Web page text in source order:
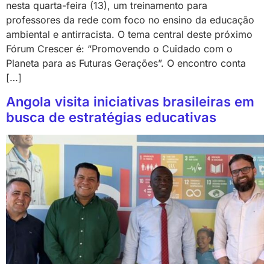
nesta quarta-feira (13), um treinamento para
professores da rede com foco no ensino da educação
ambiental e antirracista. O tema central deste próximo
Fórum Crescer é: “Promovendo o Cuidado com o
Planeta para as Futuras Gerações”. O encontro conta
[…]
Angola visita iniciativas brasileiras em
busca de estratégias educativas